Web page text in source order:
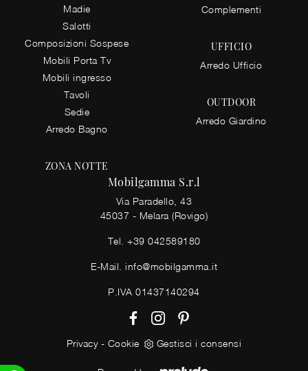
Madie
Salotti
Composizioni Sospese
Mobili Porta Tv
Mobili ingresso
Tavoli
Sedie
Arredo Bagno
ZONA NOTTE
Complementi
UFFICIO
Arredo Ufficio
OUTDOOR
Arredo Giardino
Mobilgamma S.r.l
Via Paradello, 43
45037 - Melara (Rovigo)
Tel. +39 042589180
E-Mail. info@mobilgamma.it
P.IVA 01437140294
Privacy- Cookie Gestisci i consensi